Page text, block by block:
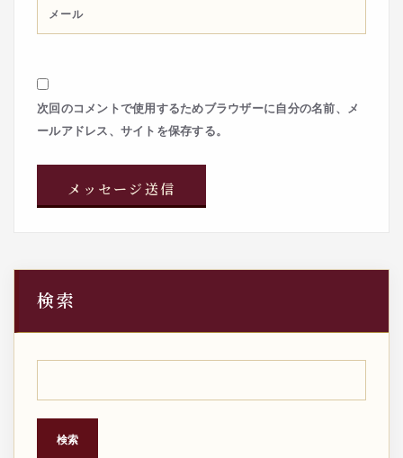
次回のコメントで使用するためブラウザーに自分の名前、メ
ールアドレス、サイトを保存する。
検索
検索